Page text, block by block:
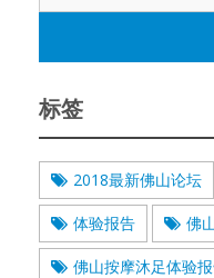
标签
2018最新佛山论坛
体验报告 佛
佛山按摩沐足体验